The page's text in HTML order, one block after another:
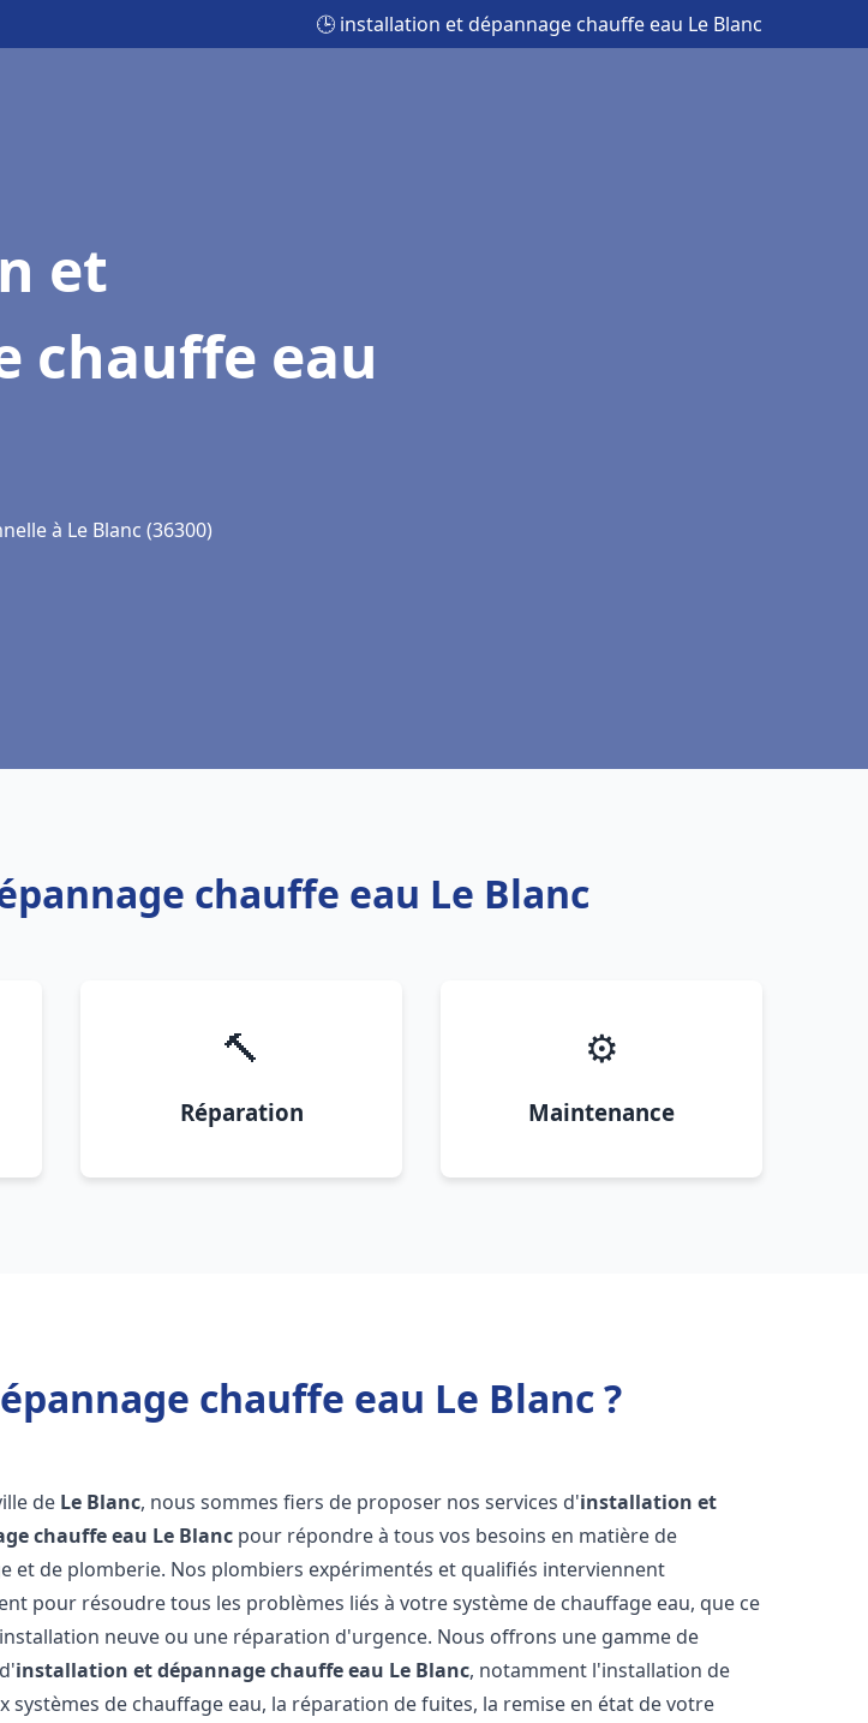
🕒 installation et dépannage chauffe eau Le Blanc
et
chauffe eau
à Le Blanc (36300)
chauffe eau Le Blanc
🔨
Réparation
⚙️
Maintenance
chauffe eau Le Blanc ?
de Le Blanc, nous sommes fiers de proposer nos services d'installation et
chauffe eau Le Blanc pour répondre à tous vos besoins en matière de
et de plomberie. Nos plombiers expérimentés et qualifiés interviennent
pour résoudre tous les problèmes liés à votre système de chauffage eau, que ce
neuve ou une réparation d'urgence. Nous offrons une gamme de
installation et dépannage chauffe eau Le Blanc, notamment l'installation de
systèmes de chauffage eau, la réparation de fuites, la remise en état de votre